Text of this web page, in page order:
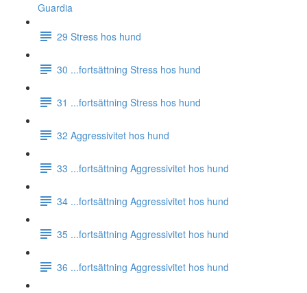
Guardia
29 Stress hos hund
30 ...fortsättning Stress hos hund
31 ...fortsättning Stress hos hund
32 Aggressivitet hos hund
33 ...fortsättning Aggressivitet hos hund
34 ...fortsättning Aggressivitet hos hund
35 ...fortsättning Aggressivitet hos hund
36 ...fortsättning Aggressivitet hos hund